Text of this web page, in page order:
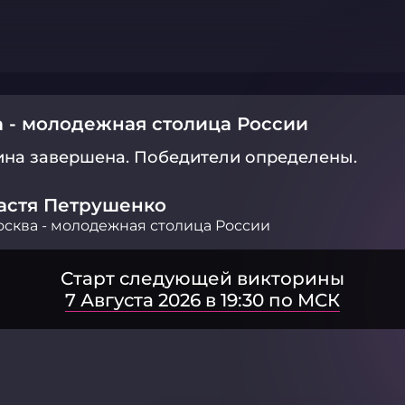
- молодежная столица России
завершена. Победители определены.
Петрушенко
- молодежная столица России
Старт следующей викторины
7 Августа 2026 в 19:30 по МСК